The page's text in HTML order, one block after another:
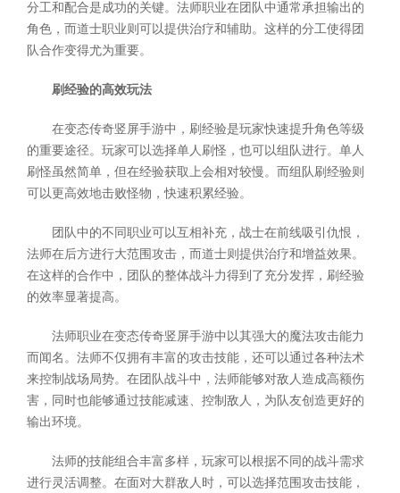
分工和配合是成功的关键。法师职业在团队中通常承担输出的
角色，而道士职业则可以提供治疗和辅助。这样的分工使得团
队合作变得尤为重要。
刷经验的高效玩法
在变态传奇竖屏手游中，刷经验是玩家快速提升角色等级
的重要途径。玩家可以选择单人刷怪，也可以组队进行。单人
刷怪虽然简单，但在经验获取上会相对较慢。而组队刷经验则
可以更高效地击败怪物，快速积累经验。
团队中的不同职业可以互相补充，战士在前线吸引仇恨，
法师在后方进行大范围攻击，而道士则提供治疗和增益效果。
在这样的合作中，团队的整体战斗力得到了充分发挥，刷经验
的效率显著提高。
法师职业在变态传奇竖屏手游中以其强大的魔法攻击能力
而闻名。法师不仅拥有丰富的攻击技能，还可以通过各种法术
来控制战场局势。在团队战斗中，法师能够对敌人造成高额伤
害，同时也能够通过技能减速、控制敌人，为队友创造更好的
输出环境。
法师的技能组合丰富多样，玩家可以根据不同的战斗需求
进行灵活调整。在面对大群敌人时，可以选择范围攻击技能，